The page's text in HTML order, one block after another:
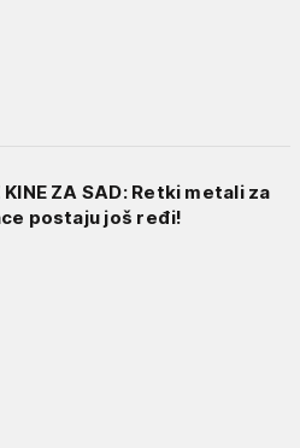
KINE ZA SAD: Retki metali za
postaju još ređi!